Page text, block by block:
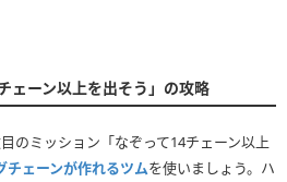
ェーン以上を出そう」の攻略
のミッション「なぞって14チェーン以上
チェーンが作れるツムを使いましょう。ハ